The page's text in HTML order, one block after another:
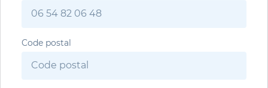
Code postal